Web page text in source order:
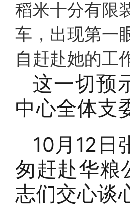
稻米十分有限
车，出现第一
自赶赴她的工
这一切预
中心全体支
10月12日
匆赶赴华粮
志们交心谈